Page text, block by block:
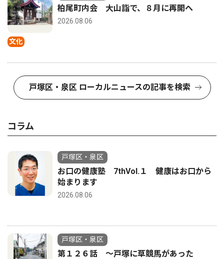
文化
柏尾町内会 大山詣で、８月に再開へ
2026.08.06
戸塚区・泉区 ローカルニュースの記事を検索
コラム
戸塚区・泉区
お口の健康塾 7thVol.１ 健康はお口から
始まります
2026.08.06
戸塚区・泉区
第１２６話 〜戸塚に草競馬があった